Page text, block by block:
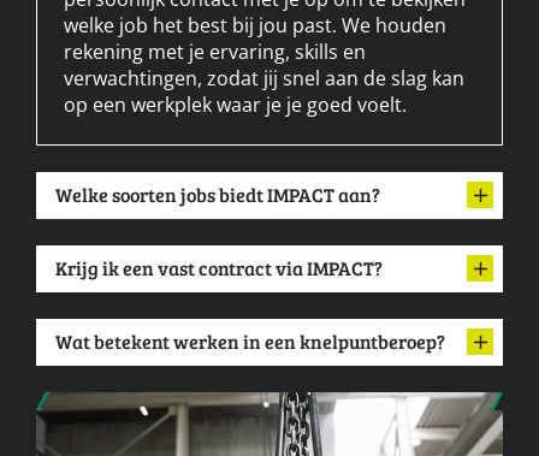
welke job het best bij jou past. We houden
rekening met je ervaring, skills en
verwachtingen, zodat jij snel aan de slag kan
op een werkplek waar je je goed voelt.
Welke soorten jobs biedt IMPACT aan?
Krijg ik een vast contract via IMPACT?
Wat betekent werken in een knelpuntberoep?